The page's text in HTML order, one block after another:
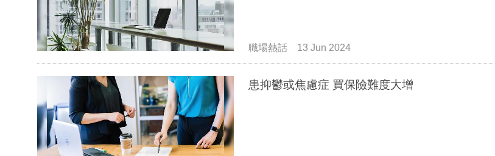
職場熱話 13 Jun 2024
患抑鬱或焦慮症 買保險難度大增